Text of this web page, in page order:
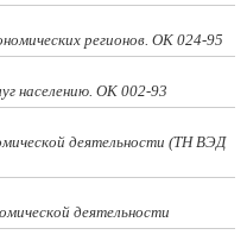
регионов. ОК 024-95
населению. ОК 002-93
деятельности (ТН ВЭД
деятельности